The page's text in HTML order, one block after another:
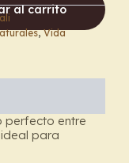
al carrito
,Vida
perfecto entre
para